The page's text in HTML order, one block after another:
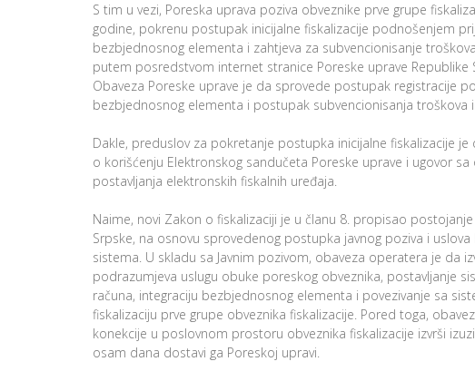
S tim u vezi, Poreska uprava poziva obveznike prve grupe
godine, pokrenu postupak inicijalne fiskalizacije podnošenjem
bezbjednosnog elementa i zahtjeva za subvencionisanje
putem posredstvom internet stranice Poreske uprave Republike
Obaveza Poreske uprave je da sprovede postupak registracije
bezbjednosnog elementa i postupak subvencionisanja troškova
Dakle, preduslov za pokretanje postupka inicijalne fiskalizacije
o korišćenju Elektronskog sandučeta Poreske uprave i ugovor
postavljanja elektronskih fiskalnih uređaja.
Naime, novi Zakon o fiskalizaciji je u članu 8. propisao
Srpske, na osnovu sprovedenog postupka javnog poziva i
sistema. U skladu sa Javnim pozivom, obaveza operatera je da
podrazumjeva uslugu obuke poreskog obveznika, postavljanje
računa, integraciju bezbjednosnog elementa i povezivanje sa
fiskalizaciju prve grupe obveznika fiskalizacije. Pored toga,
konekcije u poslovnom prostoru obveznika fiskalizacije izvrši
osam dana dostavi ga Poreskoj upravi.